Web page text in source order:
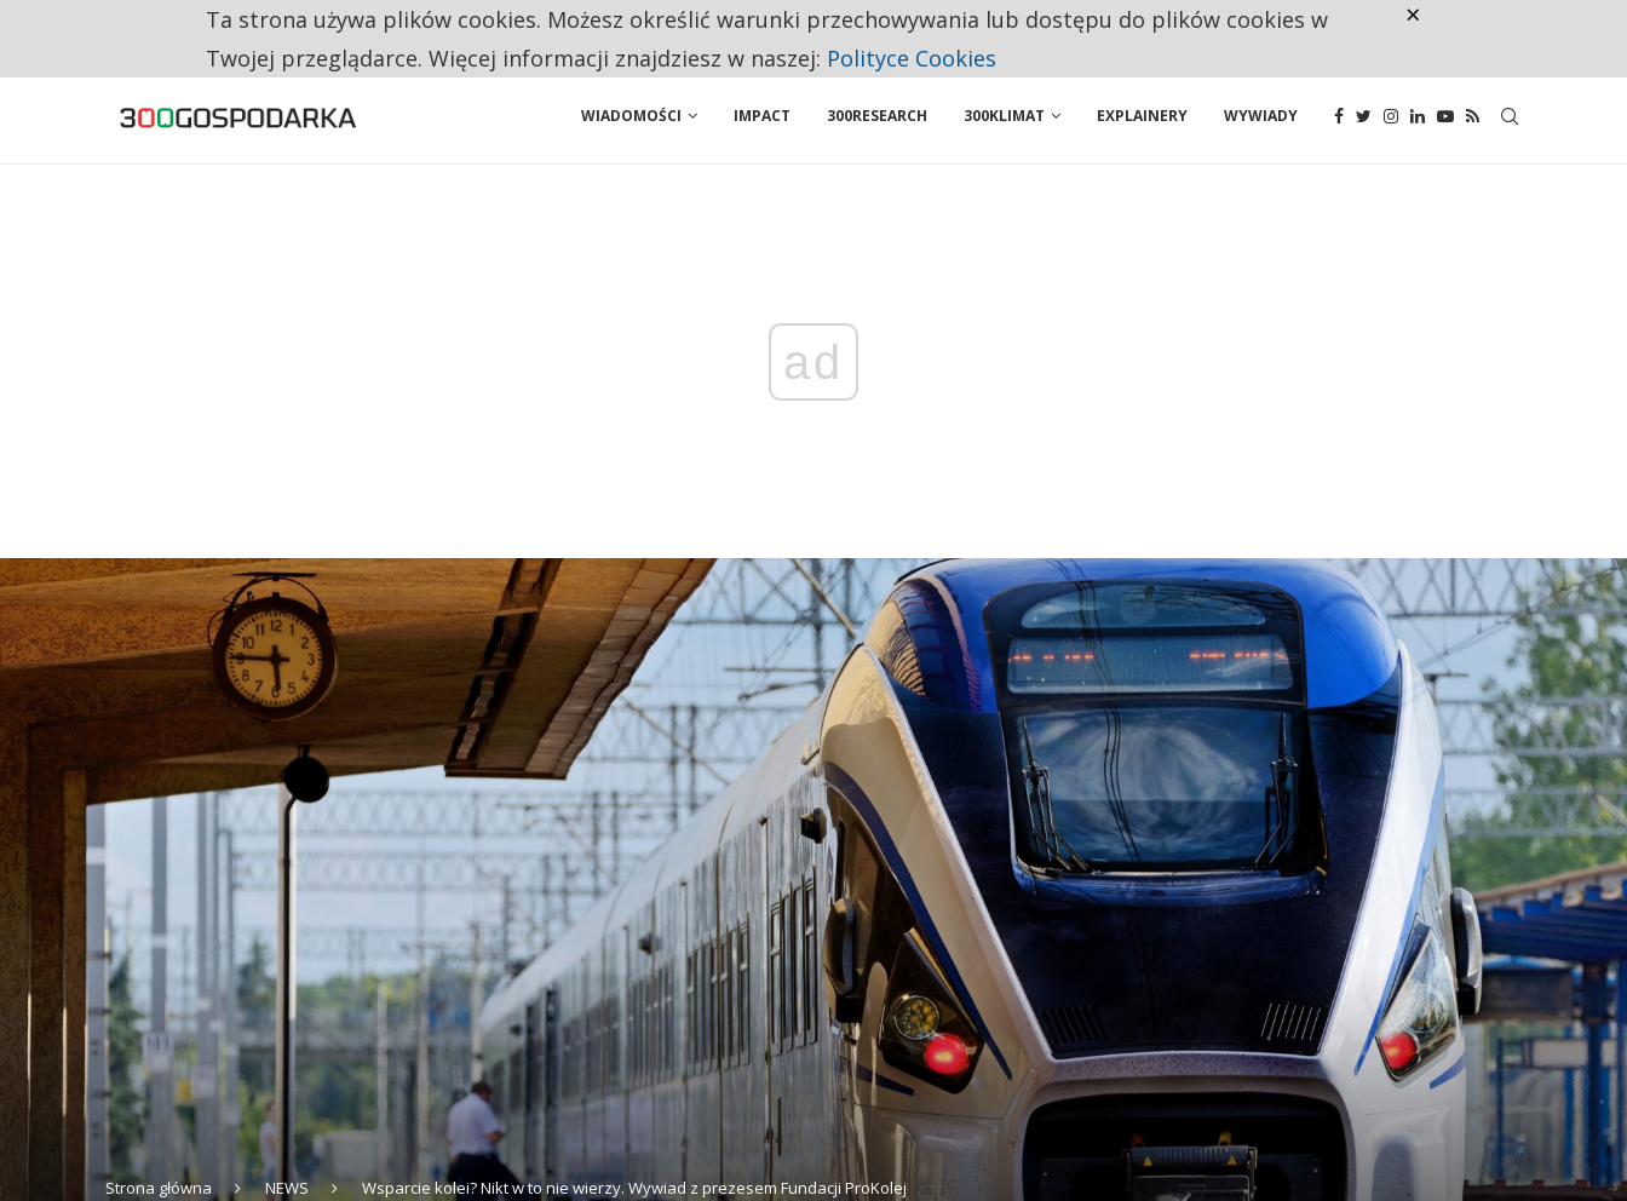
NA JEDEN WAKAT PRZYPADAJĄ 62 ZGŁOSZENIA. WIELU KANDYDATÓW NIE ROZPOCZYNA PRACY
WIADOMOŚCI IMPACT 300RESEARCH 300KLIMAT EXPLAINERY WYWIADY
ad
Strona główna NEWS Wsparcie kolei? Nikt w to nie wierzy. Wywiad z prezesem Fundacji ProKolej
Ta strona używa plików cookies. Możesz określić warunki przechowywania lub dostępu do plików cookies w
Twojej przeglądarce. Więcej informacji znajdziesz w naszej: Polityce Cookies
×